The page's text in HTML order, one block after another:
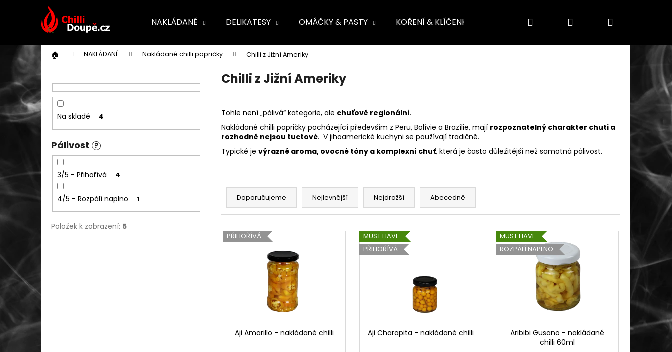
NAKLÁDANÉ DELIKATESY OMÁČKY & PASTY KOŘENÍ & KLÍČENKY SADY & DÁRKY SEZÓNNÍ
Hledat PřihlášeníNákupní
NAKLÁDANÉ Nakládané chilli papričky Chilli z Jižní Ameriky
o
s
t
r
í
a
Na skladě 4
Pálivost ?
3/5 - Přihořívá 4
4/5 - Rozpálí naplno 1
Položek k zobrazení: 5
Chilli z Jižní Ameriky
Tohle není „pálivá“ kategorie, ale chuťově regionální.
Nakládané chilli papričky pocházející především z Peru, Bolívie a Brazílie, mají rozpoznatelný charakter chuti a
rozhodně nejsou tuctové. V jihoamerické kuchyni se používají tradičně.
Typické je výrazné aroma, ovocné tóny a komplexní chuť, která je často důležitější než samotná pálivost.
Ř
z
n
Doporučujeme Nejlevnější Nejdražší Abecedně
V
ýPŘIHOŘÍVÁ
Aji Amarillo - nakládané chilli
MUST HAVE
PŘIHOŘÍVÁ
Aji Charapita - nakládané chilli
MUST HAVE
ROZPÁLÍ NAPLNO
Aribibi Gusano - nakládané
chilli 60ml
Zpět
obchodu
Zpětdo obchodu Co potřebujete najít?
HLEDAT